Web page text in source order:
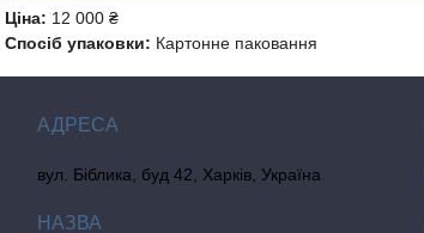
Ціна: 12 000 ₴
Спосіб упаковки: Картонне паковання
вул. Біблика, буд 42, Харків, Україна